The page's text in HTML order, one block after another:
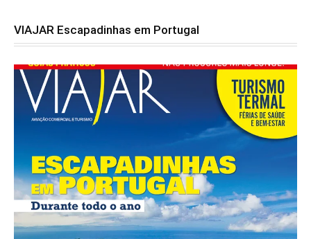
VIAJAR Escapadinhas em Portugal